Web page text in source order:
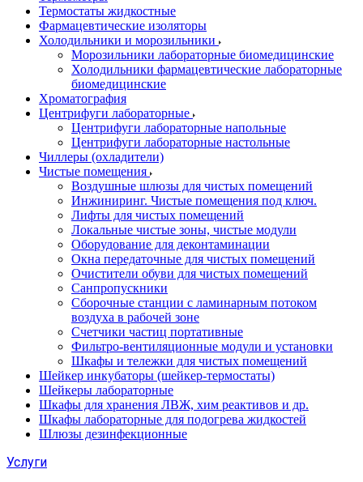
Термостаты жидкостные
Фармацевтические изоляторы
Холодильники и морозильники
Морозильники лабораторные биомедицинские
Холодильники фармацевтические лабораторные
биомедицинские
Хроматография
Центрифуги лабораторные
Центрифуги лабораторные напольные
Центрифуги лабораторные настольные
Чиллеры (охладители)
Чистые помещения
Воздушные шлюзы для чистых помещений
Инжиниринг. Чистые помещения под ключ.
Лифты для чистых помещений
Локальные чистые зоны, чистые модули
Оборудование для деконтаминации
Окна передаточные для чистых помещений
Очистители обуви для чистых помещений
Санпропускники
Сборочные станции с ламинарным потоком
воздуха в рабочей зоне
Счетчики частиц портативные
Фильтро-вентиляционные модули и установки
Шкафы и тележки для чистых помещений
Шейкер инкубаторы (шейкер-термостаты)
Шейкеры лабораторные
Шкафы для хранения ЛВЖ, хим реактивов и др.
Шкафы лабораторные для подогрева жидкостей
Шлюзы дезинфекционные
Услуги